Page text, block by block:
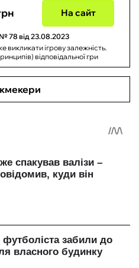
На сайт
78 від 23.08.2023
викликати ігрову залежність.
відповідальної гри